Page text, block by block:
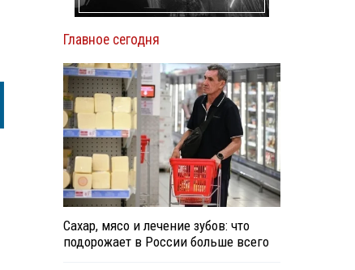
Главное сегодня
Сахар, мясо и лечение зубов: что
подорожает в России больше всего